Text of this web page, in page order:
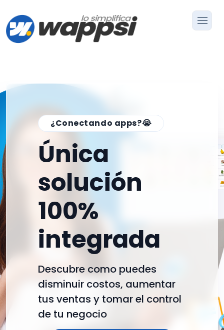
¿Conectando apps?😭
Única
solución
100%
integrada
Descubre como puedes
disminuir costos, aumentar
tus ventas y tomar el control
de tu negocio